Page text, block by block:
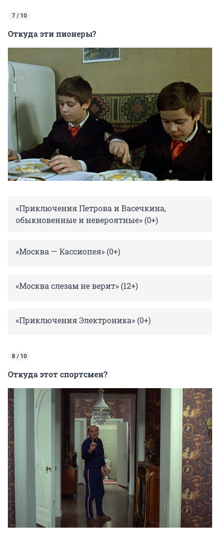
7 / 10
Откуда эти пионеры?
«Приключения Петрова и Васечкина,
обыкновенные и невероятные» (0+)
«Москва — Кассиопея» (0+)
«Москва слезам не верит» (12+)
«Приключения Электроника» (0+)
8 / 10
Откуда этот спортсмен?